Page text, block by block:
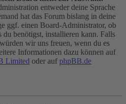
entweder deine Sprache
hat das Forum bislang in deine
ggf. einen Board-Administrator, ob
du benötigst, installieren kann. Falls
wir uns freuen, wenn du es
Informationen dazu können auf
Limited oder auf phpBB.de